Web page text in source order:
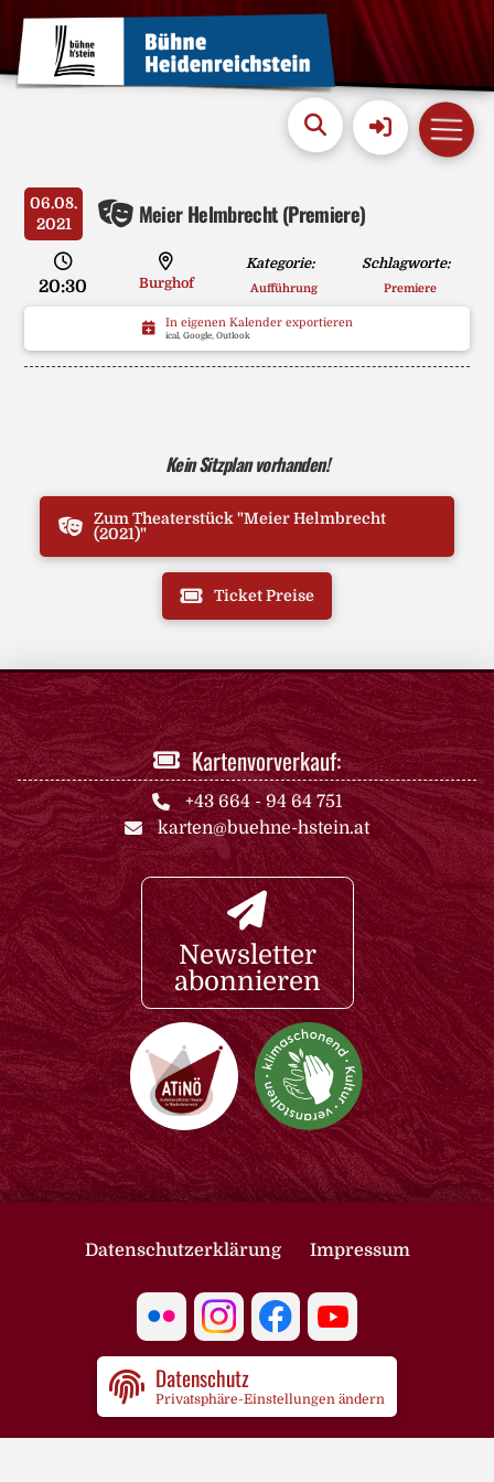
06.08.
2021
Meier Helmbrecht (Premiere)
20:30 Burghof
Kategorie:
Aufführung
Schlagworte:
Premiere
In eigenen Kalender exportieren
ical, Google, Outlook
Kein Sitzplan vorhanden!
Zum Theaterstück "Meier Helmbrecht
(2021)"
Ticket Preise
Kartenvorverkauf:
+43 664 - 94 64 751
karten@buehne-hstein.at
Newsletter
abonnieren
Datenschutzerklärung Impressum
Datenschutz
Privatsphäre-Einstellungen ändern